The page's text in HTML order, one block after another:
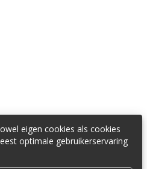
eigen cookies als cookies
optimale gebruikerservaring